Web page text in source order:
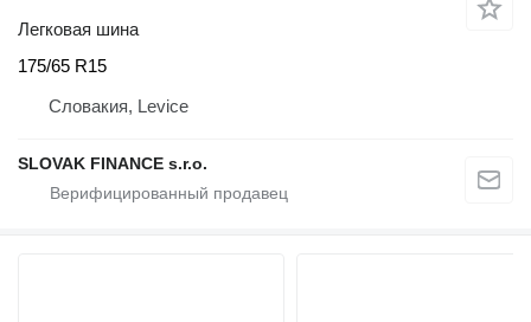
Легковая шина
175/65 R15
Словакия, Levice
SLOVAK FINANCE s.r.o.